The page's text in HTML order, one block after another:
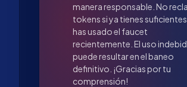
manera responsable. No
tokens si ya tienes
has usado el faucet
recientemente. El uso
puede resultar en el baneo
definitivo. ¡Gracias por tu
comprensión!